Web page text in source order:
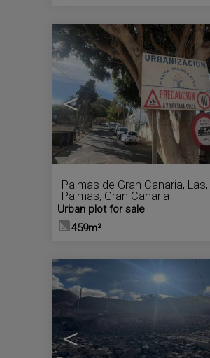
<
Palmas de Gran Canaria, Las,
Palmas, Gran Canaria
Urban plot for sale
459m²
<